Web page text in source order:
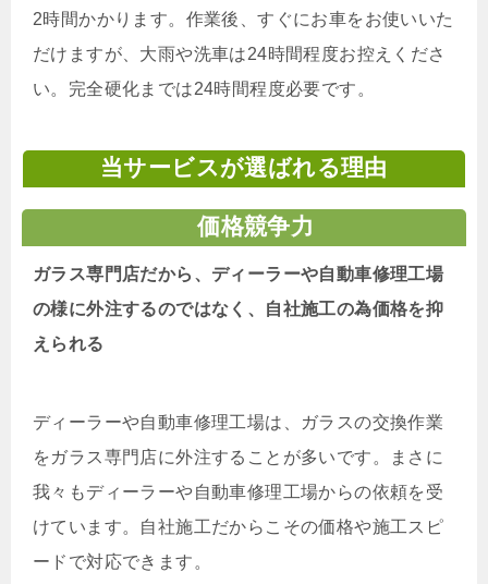
2時間かかります。作業後、すぐにお車をお使いいた
だけますが、大雨や洗車は24時間程度お控えくださ
い。完全硬化までは24時間程度必要です。
当サービスが選ばれる理由
価格競争力
ガラス専門店だから、ディーラーや自動車修理工場
の様に外注するのではなく、自社施工の為価格を抑
えられる
ディーラーや自動車修理工場は、ガラスの交換作業
をガラス専門店に外注することが多いです。まさに
我々もディーラーや自動車修理工場からの依頼を受
けています。自社施工だからこその価格や施工スピ
ードで対応できます。